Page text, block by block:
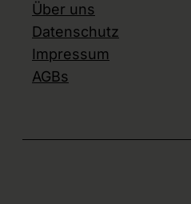
Über uns
Datenschutz
Impressum
AGBs